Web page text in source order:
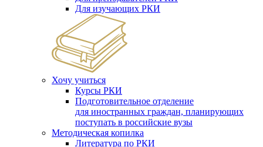
Для изучающих РКИ
Хочу учиться
Курсы РКИ
Подготовительное отделение
для иностранных граждан, планирующих
поступать в российские вузы
Методическая копилка
Литература по РКИ